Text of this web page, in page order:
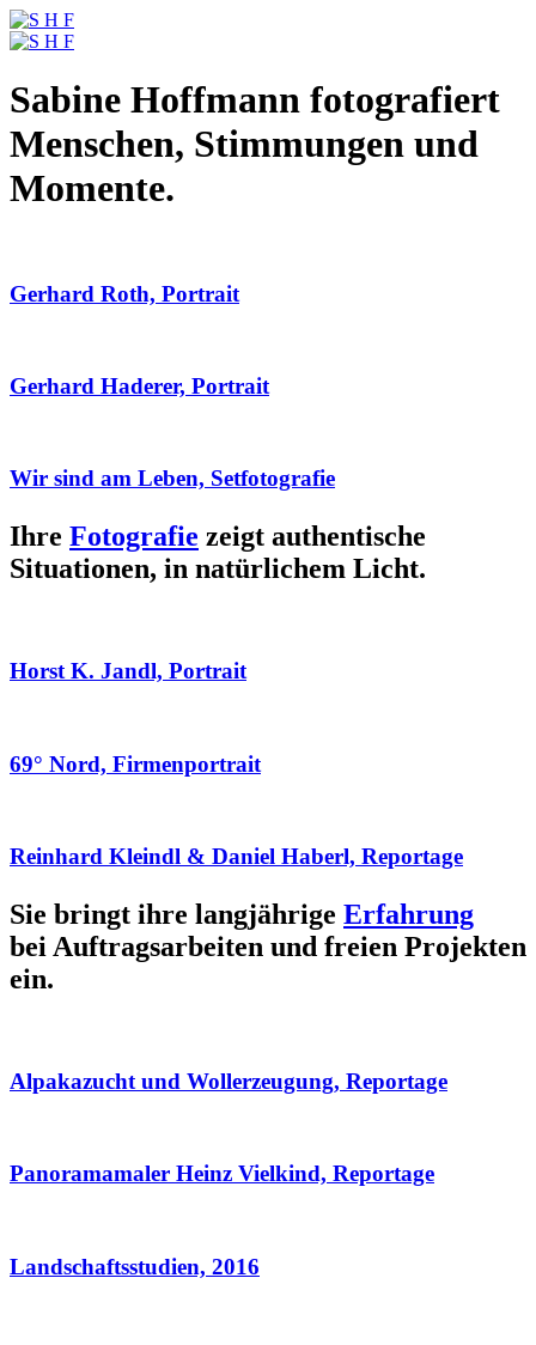
Sabine Hoffmann fotografiert
Menschen, Stimmungen und
Momente.
Gerhard Roth, Portrait
Gerhard Haderer, Portrait
Wir sind am Leben, Setfotografie
Ihre Fotografie zeigt authentische
Situationen, in natürlichem Licht.
Horst K. Jandl, Portrait
69° Nord, Firmenportrait
Reinhard Kleindl & Daniel Haberl, Reportage
Sie bringt ihre langjährige Erfahrung
bei Auftragsarbeiten und freien Projekten
ein.
Alpakazucht und Wollerzeugung, Reportage
Panoramamaler Heinz Vielkind, Reportage
Landschaftsstudien, 2016